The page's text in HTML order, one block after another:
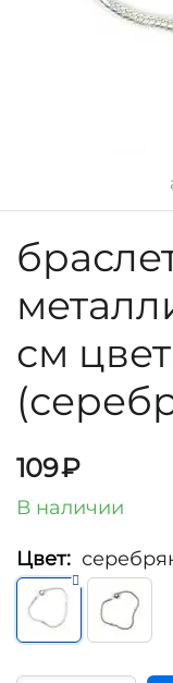
см
109₽
В наличии
Цвет: